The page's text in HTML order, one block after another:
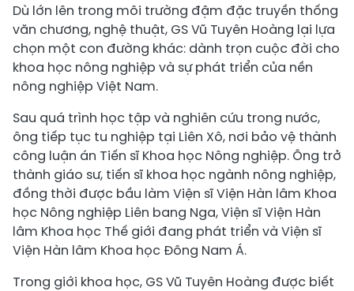
Dù lớn lên trong môi trường đậm đặc truyền thống
văn chương, nghệ thuật, GS Vũ Tuyên Hoàng lại lựa
chọn một con đường khác: dành trọn cuộc đời cho
khoa học nông nghiệp và sự phát triển của nền
nông nghiệp Việt Nam.
Sau quá trình học tập và nghiên cứu trong nước,
ông tiếp tục tu nghiệp tại Liên Xô, nơi bảo vệ thành
công luận án Tiến sĩ Khoa học Nông nghiệp. Ông trở
thành giáo sư, tiến sĩ khoa học ngành nông nghiệp,
đồng thời được bầu làm Viện sĩ Viện Hàn lâm Khoa
học Nông nghiệp Liên bang Nga, Viện sĩ Viện Hàn
lâm Khoa học Thế giới đang phát triển và Viện sĩ
Viện Hàn lâm Khoa học Đông Nam Á.
Trong giới khoa học, GS Vũ Tuyên Hoàng được biết